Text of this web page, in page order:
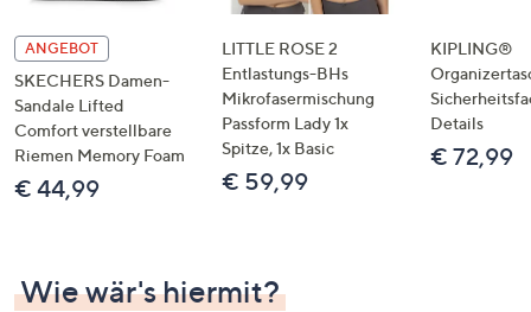
ANGEBOT
SKECHERS Damen-
Sandale Lifted
Comfort verstellbare
Riemen Memory Foam
€ 44,99
LITTLE ROSE 2
Entlastungs-BHs
Mikrofasermischung
Passform Lady 1x
Spitze, 1x Basic
€ 59,99
KIPLING®
Details
€ 72,99
Wie wär's hiermit?